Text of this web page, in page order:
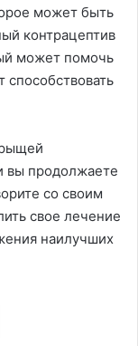
может быть
контрацептив
может помочь
способствовать
вы продолжаете
со своим
свое лечение
наилучших